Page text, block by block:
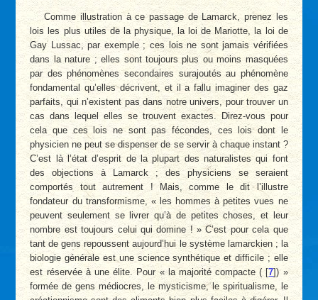
Comme illustration à ce passage de Lamarck, prenez les
lois les plus utiles de la physique, la loi de Mariotte, la loi de
Gay Lussac, par exemple ; ces lois ne sont jamais vérifiées
dans la nature ; elles sont toujours plus ou moins masquées
par des phénomènes secondaires surajoutés au phénomène
fondamental qu’elles décrivent, et il a fallu imaginer des gaz
parfaits, qui n’existent pas dans notre univers, pour trouver un
cas dans lequel elles se trouvent exactes. Direz-vous pour
cela que ces lois ne sont pas fécondes, ces lois dont le
physicien ne peut se dispenser de se servir à chaque instant ?
C’est là l’état d’esprit de la plupart des naturalistes qui font
des objections à Lamarck ; des physiciens se seraient
comportés tout autrement ! Mais, comme le dit l’illustre
fondateur du transformisme, « les hommes à petites vues ne
peuvent seulement se livrer qu’à de petites choses, et leur
nombre est toujours celui qui domine ! » C’est pour cela que
tant de gens repoussent aujourd’hui le système lamarckien ; la
biologie générale est une science synthétique et difficile ; elle
est réservée à une élite. Pour « la majorité compacte ( [7]) »
formée de gens médiocres, le mysticisme, le spiritualisme, le